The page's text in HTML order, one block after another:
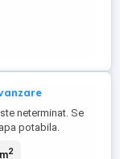
constructie pentu
Terenul pe
neterminat. Se
potabila.
intrare de la strada.
2